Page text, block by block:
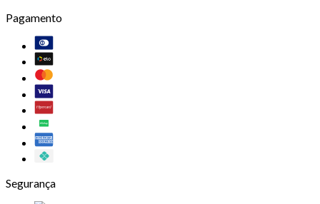
Pagamento
Segurança